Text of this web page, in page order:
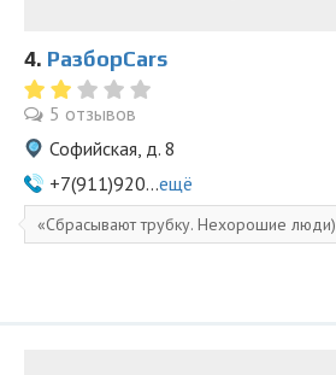
4. РазборCars
5 отзывов
Софийская, д. 8
+7(911)920...ещё
Сбрасывают трубку. Нехорошие люди)